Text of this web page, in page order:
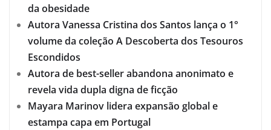
da obesidade
Autora Vanessa Cristina dos Santos lança o 1°
volume da coleção A Descoberta dos Tesouros
Escondidos
Autora de best-seller abandona anonimato e
revela vida dupla digna de ficção
Mayara Marinov lidera expansão global e
estampa capa em Portugal